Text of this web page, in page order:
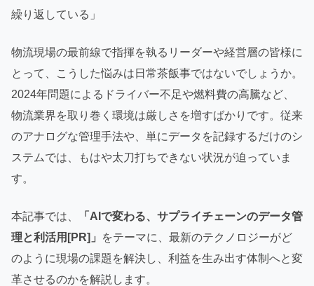
繰り返している」
物流現場の最前線で指揮を執るリーダーや経営層の皆様に
とって、こうした悩みは日常茶飯事ではないでしょうか。
2024年問題によるドライバー不足や燃料費の高騰など、
物流業界を取り巻く環境は厳しさを増すばかりです。従来
のアナログな管理手法や、単にデータを記録するだけのシ
ステムでは、もはや太刀打ちできない状況が迫っていま
す。
本記事では、
「AIで変わる、サプライチェーンのデータ管
理と利活用[PR]」
をテーマに、最新のテクノロジーがど
のように現場の課題を解決し、利益を生み出す体制へと変
革させるのかを解説します。